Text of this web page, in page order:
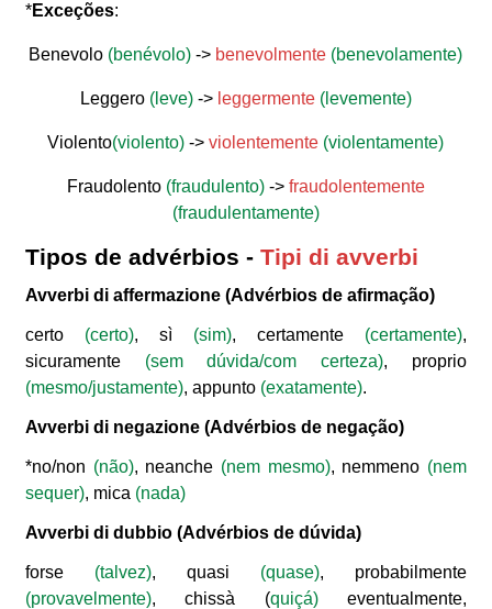
*Exceções:
Benevolo (benévolo) -> benevolmente (benevolamente)
Leggero (leve) -> leggermente (levemente)
Violento(violento) -> violentemente (violentamente)
Fraudolento (fraudulento) ->fraudolentemente
(fraudulentamente)
Tipos de advérbios -Tipi di avverbi
Avverbi di affermazione (Advérbios de afirmação)
certo (certo), sì (sim), certamente (certamente),
sicuramente (sem dúvida/com certeza), proprio
(mesmo/justamente), appunto (exatamente).
Avverbi di negazione(Advérbios de negação)
*no/non (não), neanche (nem mesmo), nemmeno (nem
sequer), mica (nada)
Avverbi di dubbio (Advérbios de dúvida)
forse (talvez), quasi (quase), probabilmente
(provavelmente), chissà (quiçá)eventualmente,